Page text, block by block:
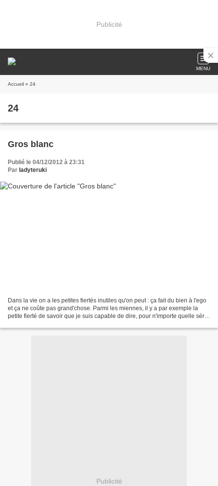
Publicité
MENU
Accueil » 24
24
Gros blanc
Publié le 04/12/2012 à 23:31
Par ladyteruki
Dans la vie on a les petites fiertés inutiles qu'on peut : ça fait du bien à l'ego
et ça ne coûte pas grand'chose. Parmi les miennes, il y a par exemple la
petite fierté de savoir que je suis capable de dire, pour n'importe quelle série
Publicité